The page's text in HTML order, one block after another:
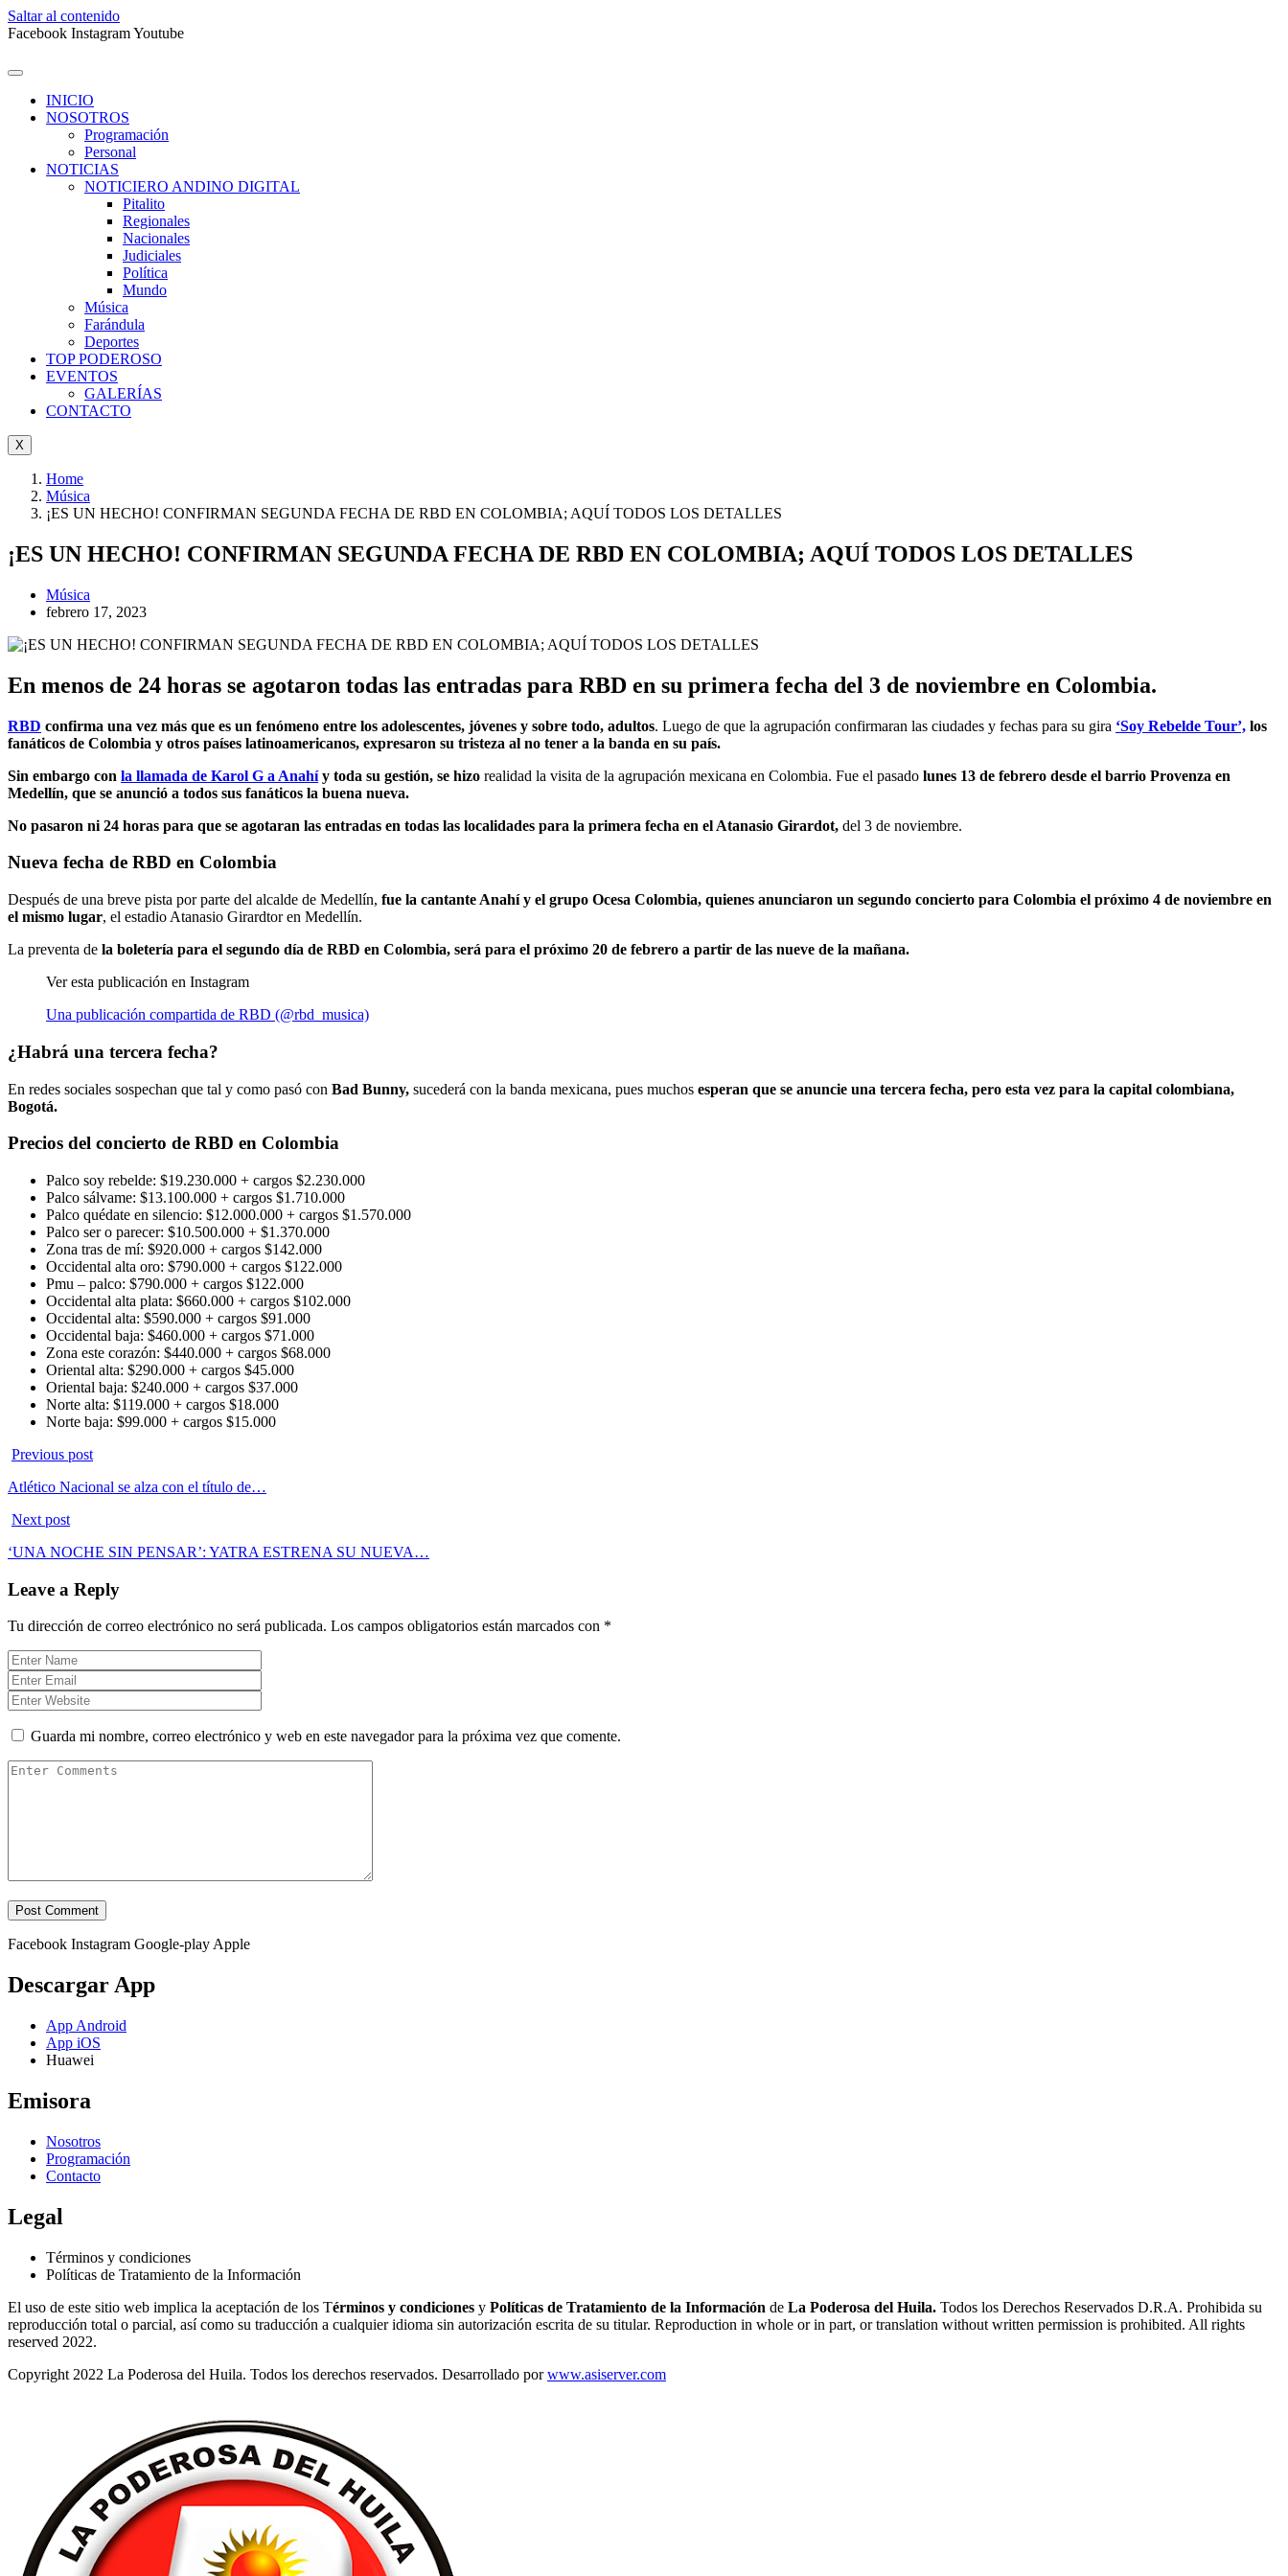
Saltar al contenido
Facebook InstagramYoutube
INICIO
NOSOTROS
Programación
Personal
NOTICIAS
NOTICIERO ANDINO DIGITAL
Pitalito
Regionales
Nacionales
Judiciales
Política
Mundo
Música
Farándula
Deportes
TOP PODEROSO
EVENTOS
GALERÍAS
CONTACTO
X
Home
Música
¡ES UN HECHO! CONFIRMAN SEGUNDA FECHA DE RBD EN COLOMBIA; AQUÍ TODOS LOS DETALLES
¡ES UN HECHO! CONFIRMAN SEGUNDA FECHA DE RBD EN COLOMBIA; AQUÍ TODOS LOS DETALLES
Música
febrero 17, 2023
En menos de 24 horas se agotaron todas las entradas para RBD en su primera fecha del 3 de noviembre en Colombia.
RBD confirma una vez más que es un fenómeno entre los adolescentes, jóvenes y sobre todo, adultos. Luego de que la agrupación confirmaran las ciudades y fechas para su gira ‘Soy Rebelde Tour’, los
fanáticos de Colombia y otros países latinoamericanos, expresaron su tristeza al no tener a la banda en su país.
Sin embargo con la llamada de Karol G a Anahíy toda su gestión, se hizo realidad la visita de la agrupación mexicana en Colombia. Fue el pasado lunes 13 de febrero desde el barrio Provenza en
Medellín, que se anunció a todos sus fanáticos la buena nueva.
No pasaron ni 24 horas para que se agotaran las entradas en todas las localidades para la primera fecha en el Atanasio Girardot, del 3 de noviembre.
Nueva fecha de RBD en Colombia
Después de una breve pista por parte del alcalde de Medellín, fue la cantante Anahí y el grupo Ocesa Colombia, quienes anunciaron un segundo concierto para Colombia el próximo 4 de noviembre en
el mismo lugar, el estadio Atanasio Girardtor en Medellín.
La preventa de la boletería para el segundo día de RBD en Colombia, será para el próximo 20 de febrero a partir de las nueve de la mañana.
Ver esta publicación en Instagram
Una publicación compartida de RBD (@rbd_musica)
¿Habrá una tercera fecha?
En redes sociales sospechan que tal y como pasó con Bad Bunny, sucederá con la banda mexicana, pues muchos esperan que se anuncie una tercera fecha, pero esta vez para la capital colombiana,
Bogotá.
Precios del concierto de RBD en Colombia
Palco soy rebelde: $19.230.000 + cargos $2.230.000
Palco sálvame: $13.100.000 + cargos $1.710.000
Palco quédate en silencio: $12.000.000 + cargos $1.570.000
Palco ser o parecer: $10.500.000 + $1.370.000
Zona tras de mí: $920.000 + cargos $142.000
Occidental alta oro: $790.000 + cargos $122.000
Pmu – palco: $790.000 + cargos $122.000
Occidental alta plata: $660.000 + cargos $102.000
Occidental alta: $590.000 + cargos $91.000
Occidental baja: $460.000 + cargos $71.000
Zona este corazón: $440.000 + cargos $68.000
Oriental alta: $290.000 + cargos $45.000
Oriental baja: $240.000 + cargos $37.000
Norte alta: $119.000 + cargos $18.000
Norte baja: $99.000 + cargos $15.000
Previous post
Atlético Nacional se alza con el título de…
Next post
‘UNA NOCHE SIN PENSAR’: YATRA ESTRENA SU NUEVA…
Leave a Reply
Tu dirección de correo electrónico no será publicada. Los campos obligatorios están marcados con *
Guarda mi nombre, correo electrónico y web en este navegador para la próxima vez que comente.
Facebook Instagram Google-play Apple
Descargar App
App Android
App iOS
Huawei
Emisora
Nosotros
Programación
Contacto
Legal
Términos y condiciones
Políticas de Tratamiento de la Información
El uso de este sitio web implica la aceptación de los Términos y condiciones y Políticas de Tratamiento de la Información de La Poderosa del Huila. Todos los Derechos Reservados D.R.A. Prohibida su
reproducción total o parcial, así como su traducción a cualquier idioma sin autorización escrita de su titular. Reproduction in whole or in part, or translation without written permission is prohibited. All rights
reserved 2022.
Copyright 2022 La Poderosa del Huila. Todos los derechos reservados. Desarrollado porwww.asiserver.com